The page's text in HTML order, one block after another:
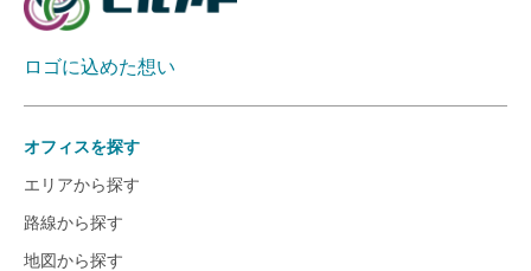
ロゴに込めた想い
オフィスを探す
エリアから探す
路線から探す
地図から探す